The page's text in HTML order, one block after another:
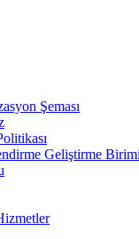
Şeması
Geliştirme